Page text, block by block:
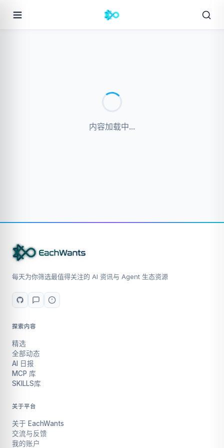
内容加载中...
每天为你筛选最值得关注的 AI 资讯与 Agent 生态资源
探索内容
精选
全部动态
AI 日报
MCP 库
SKILLS库
关于平台
关于 EachWants
交流与反馈
我的账户